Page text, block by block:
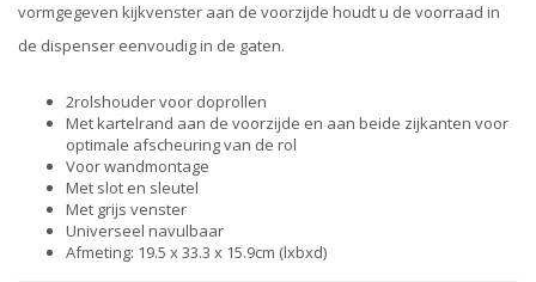
vormgegeven kijkvenster aan de voorzijde houdt u de voorraad in
de dispenser eenvoudig in de gaten.
2rolshouder voor doprollen
Met kartelrand aan de voorzijde en aan beide zijkanten voor
optimale afscheuring van de rol
Voor wandmontage
Met slot en sleutel
Met grijs venster
Universeel navulbaar
Afmeting: 19.5 x 33.3 x 15.9cm (lxbxd)